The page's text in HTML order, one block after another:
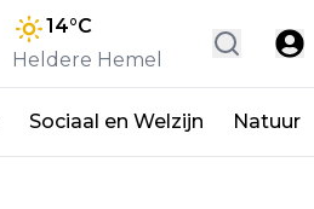
14°C
Heldere Hemel
Sociaal en Welzijn Natuur